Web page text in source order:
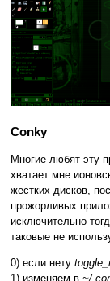
Conky
Многие любят эту
хватает мне
жестких дисков,
прожорливых
исключительно
таковые не
0) если нету
1) изменяем в ~/